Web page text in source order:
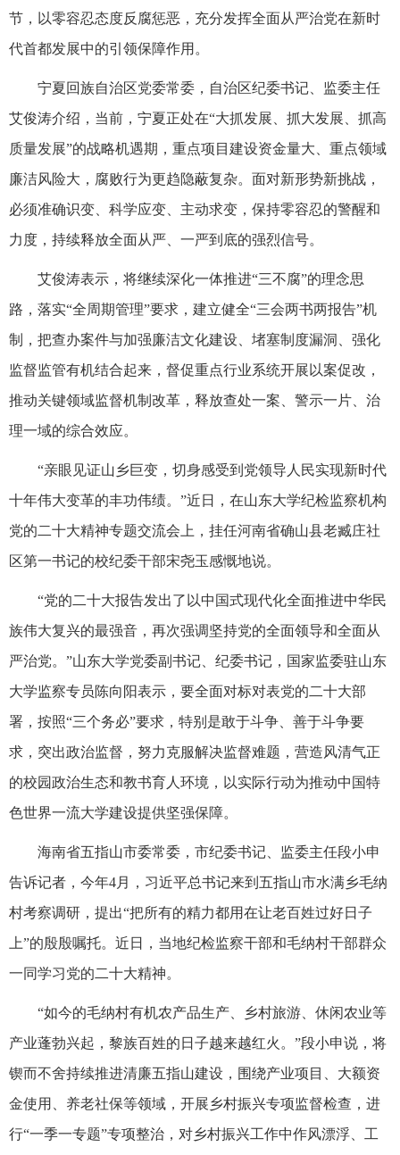
节，以零容忍态度反腐惩恶，充分发挥全面从严治党在新时
代首都发展中的引领保障作用。
宁夏回族自治区党委常委，自治区纪委书记、监委主任
艾俊涛介绍，当前，宁夏正处在“大抓发展、抓大发展、抓高
质量发展”的战略机遇期，重点项目建设资金量大、重点领域
廉洁风险大，腐败行为更趋隐蔽复杂。面对新形势新挑战，
必须准确识变、科学应变、主动求变，保持零容忍的警醒和
力度，持续释放全面从严、一严到底的强烈信号。
艾俊涛表示，将继续深化一体推进“三不腐”的理念思
路，落实“全周期管理”要求，建立健全“三会两书两报告”机
制，把查办案件与加强廉洁文化建设、堵塞制度漏洞、强化
监督监管有机结合起来，督促重点行业系统开展以案促改，
推动关键领域监督机制改革，释放查处一案、警示一片、治
理一域的综合效应。
“亲眼见证山乡巨变，切身感受到党领导人民实现新时代
十年伟大变革的丰功伟绩。”近日，在山东大学纪检监察机构
党的二十大精神专题交流会上，挂任河南省确山县老臧庄社
区第一书记的校纪委干部宋尧玉感慨地说。
“党的二十大报告发出了以中国式现代化全面推进中华民
族伟大复兴的最强音，再次强调坚持党的全面领导和全面从
严治党。”山东大学党委副书记、纪委书记，国家监委驻山东
大学监察专员陈向阳表示，要全面对标对表党的二十大部
署，按照“三个务必”要求，特别是敢于斗争、善于斗争要
求，突出政治监督，努力克服解决监督难题，营造风清气正
的校园政治生态和教书育人环境，以实际行动为推动中国特
色世界一流大学建设提供坚强保障。
海南省五指山市委常委，市纪委书记、监委主任段小申
告诉记者，今年4月，习近平总书记来到五指山市水满乡毛纳
村考察调研，提出“把所有的精力都用在让老百姓过好日子
上”的殷殷嘱托。近日，当地纪检监察干部和毛纳村干部群众
一同学习党的二十大精神。
“如今的毛纳村有机农产品生产、乡村旅游、休闲农业等
产业蓬勃兴起，黎族百姓的日子越来越红火。”段小申说，将
锲而不舍持续推进清廉五指山建设，围绕产业项目、大额资
金使用、养老社保等领域，开展乡村振兴专项监督检查，进
行“一季一专题”专项整治，对乡村振兴工作中作风漂浮、工